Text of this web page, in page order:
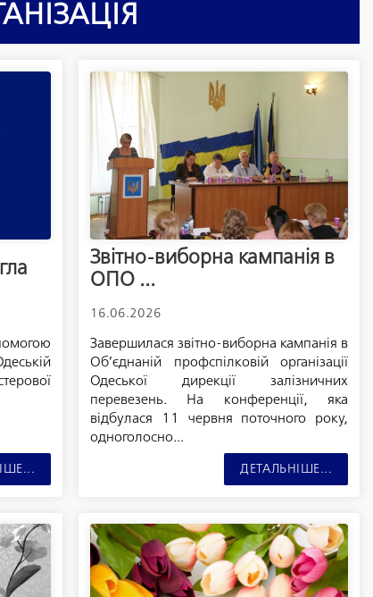
Звітно-виборна кампанія в
ОПО ...
16.06.2026
Завершилася звітно-виборна кампанія в
Об’єднаній профспілковій організації
Одеської дирекції залізничних
перевезень. На конференції, яка
відбулася 11 червня поточного року,
одноголосно...
ДЕТАЛЬНІШЕ...